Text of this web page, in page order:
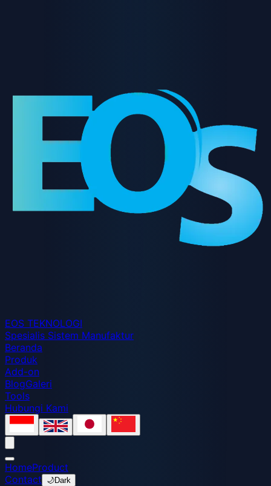
EOS TEKNOLOGI
Spesialis Sistem Manufaktur
Beranda
Produk
Add-on
BlogGaleri
Tools
Hubungi Kami
HomeProduct
Contact
🌙Dark